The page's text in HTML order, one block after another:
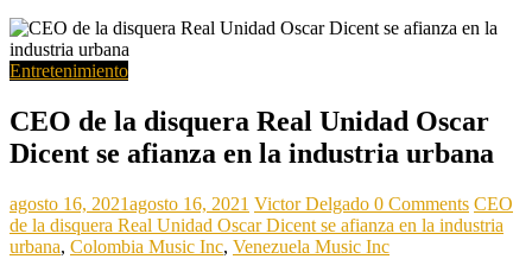
Entretenimiento
CEO de la disquera Real Unidad Oscar
Dicent se afianza en la industria urbana
agosto 16, 2021agosto 16, 2021 Victor Delgado 0 Comments CEO
de la disquera Real Unidad Oscar Dicent se afianza en la industria
urbana, Colombia Music Inc, Venezuela Music Inc